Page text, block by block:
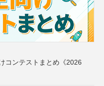
コンテストまとめ《2026